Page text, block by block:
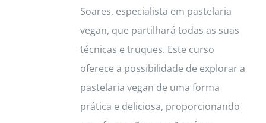
Soares, especialista em pastelaria
vegan, que partilhará todas as suas
técnicas e truques. Este curso
oferece a possibilidade de explorar a
pastelaria vegan de uma forma
prática e deliciosa, proporcionando